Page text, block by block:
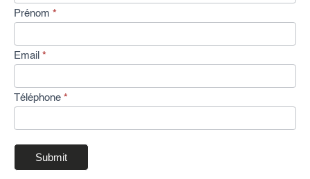
d
e
i
s
Prénom *
Email *
Téléphone *
Submit